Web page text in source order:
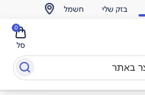
בזק שלי חשמל
סל
0